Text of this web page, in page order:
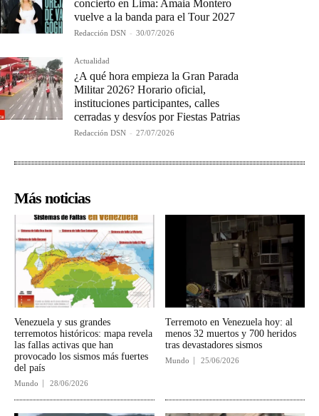
concierto en Lima: Amaia Montero
vuelve a la banda para el Tour 2027
Redacción DSN - 30/07/2026
Actualidad
¿A qué hora empieza la Gran Parada
Militar 2026? Horario oficial,
instituciones participantes, calles
cerradas y desvíos por Fiestas Patrias
Redacción DSN - 27/07/2026
Más noticias
Venezuela y sus grandes
terremotos históricos: mapa revela
las fallas activas que han
provocado los sismos más fuertes
del país
Mundo 28/06/2026
Terremoto en Venezuela hoy: al
menos 32 muertos y 700 heridos
tras devastadores sismos
Mundo 25/06/2026